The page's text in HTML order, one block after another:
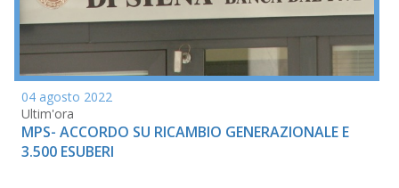
04 agosto 2022
Ultim'ora
MPS- ACCORDO SU RICAMBIO GENERAZIONALE E
3.500 ESUBERI